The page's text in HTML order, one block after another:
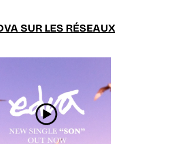
SUR LES RÉSEAUX